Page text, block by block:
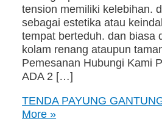
tension memiliki kelebihan.
sebagai estetika atau
tempat berteduh. dan biasa
kolam renang ataupun
Pemesanan Hubungi Kami
ADA 2 […]
TENDA PAYUNG
More »